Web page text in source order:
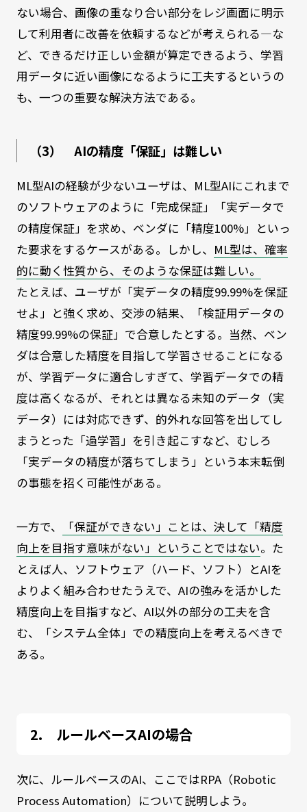
ない場合、画像の重なり合い部分をレジ画面に明示
して利用者に改善を依頼するなどが考えられる―な
ど、できるだけ正しい金額が算定できるよう、学習
用データに近い画像になるように工夫するというの
も、一つの重要な解決方法である。
（3） AIの精度「保証」は難しい
ML型AIの経験が少ないユーザは、ML型AIにこれまで
のソフトウェアのように「完成保証」「実データで
の精度保証」を求め、ベンダに「精度100%」といっ
た要求をするケースがある。しかし、 ML型は、確率
的に動く性質から、そのような保証は難しい。
たとえば、ユーザが「実データの精度99.99%を保証
せよ」と強く求め、交渉の結果、「検証用データの
精度99.99%の保証」で合意したとする。当然、ベン
ダは合意した精度を目指して学習させることになる
が、学習データに適合しすぎて、学習データでの精
度は高くなるが、それとは異なる未知のデータ（実
データ）には対応できず、的外れな回答を出してし
まうとった「過学習」を引き起こすなど、むしろ
「実データの精度が落ちてしまう」という本末転倒
の事態を招く可能性がある。
一方で、
「保証ができない」ことは、決して「精度
向上を目指す意味がない」ということではない。た
とえば人、ソフトウェア（ハード、ソフト）とAIを
よりよく組み合わせたうえで、AIの強みを活かした
精度向上を目指すなど、AI以外の部分の工夫を含
む、「システム全体」での精度向上を考えるべきで
ある。
ルールベースAIの場合
次に、ルールベースのAI、ここではRPA（Robotic
Process Automation）について説明しよう。